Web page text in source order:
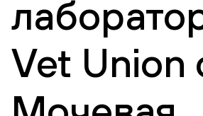
Vet Union